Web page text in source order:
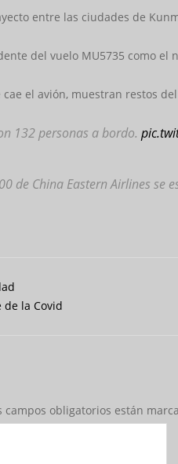
entre las ciudades de
del vuelo MU5735 como el
el avión, muestran restos
132 personas a bordo.
de China Eastern Airlines
la Covid
campos obligatorios están